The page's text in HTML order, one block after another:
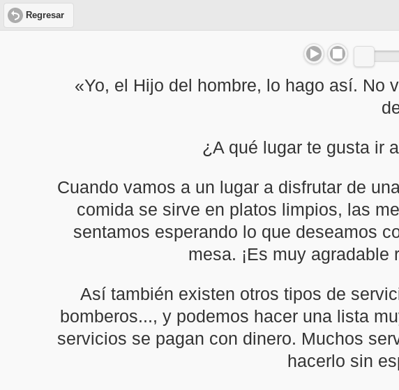
Regresar
«Yo, el Hijo del hombre, lo hago así. No
¿A qué lugar te gusta ir
Cuando vamos a un lugar a disfrutar de
comida se sirve en platos limpios, las
sentamos esperando lo que deseamos
mesa. ¡Es muy
Así también existen otros tipos de
bomberos..., y podemos hacer una lista
servicios se pagan con dinero. Muchos
hacerlo sin